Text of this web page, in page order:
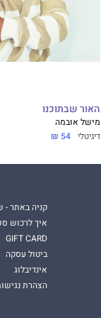
האור שבתוכנו
מישל אובמה
דיגיטלי 54 ₪
קניה באתר -
איך לרכוש
GIFT CARD
ביטול עסקה
אינדיבלוג
הצהרת